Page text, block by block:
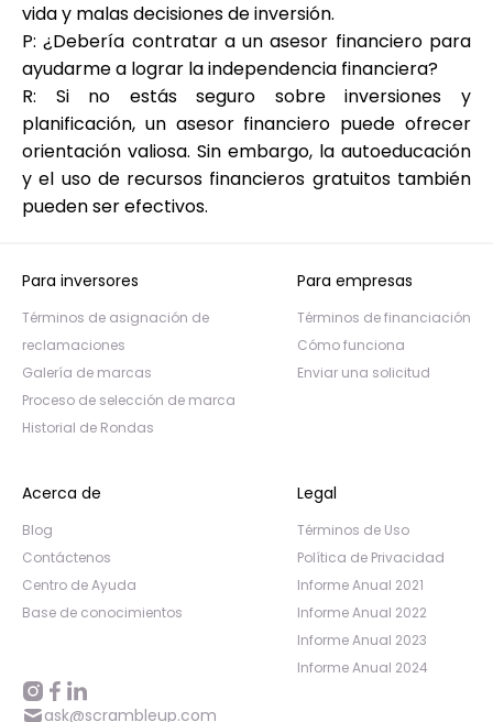
vida y malas decisiones de inversión.
P: ¿Debería contratar a un asesor financiero para
ayudarme a lograr la independencia financiera?
R: Si no estás seguro sobre inversiones y
planificación, un asesor financiero puede ofrecer
orientación valiosa. Sin embargo, la autoeducación
y el uso de recursos financieros gratuitos también
pueden ser efectivos.
Para inversores
Términos de asignación de
reclamaciones
Galería de marcas
Proceso de selección de marca
Historial de Rondas
Para empresas
Términos de financiación
Cómo funciona
Enviar una solicitud
Acerca de
Blog
Contáctenos
Centro de Ayuda
Base de conocimientos
Legal
Términos de Uso
Política de Privacidad
Informe Anual 2021
Informe Anual 2022
Informe Anual 2023
Informe Anual 2024
ask@scrambleup.com